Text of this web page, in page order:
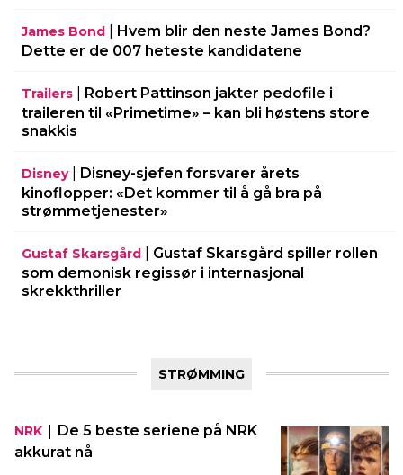
James Bond
Hvem blir den neste James Bond?
Dette er de 007 heteste kandidatene
Trailers
Robert Pattinson jakter pedofile i
traileren til «Primetime» – kan bli høstens store
snakkis
Disney|
Disney-sjefen forsvarer årets
kinoflopper: «Det kommer til å gå bra på
strømmetjenester»
Gustaf Skarsgård
Gustaf Skarsgård spiller rollen
som demonisk regissør i internasjonal
skrekkthriller
STRØMMING
NRK | De 5 beste seriene på NRK
akkurat nå